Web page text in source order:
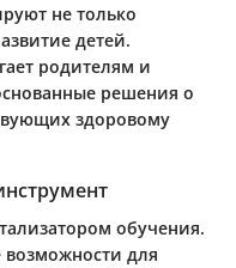
не только
детей.
родителям и
решения о
здоровому
обучения.
для